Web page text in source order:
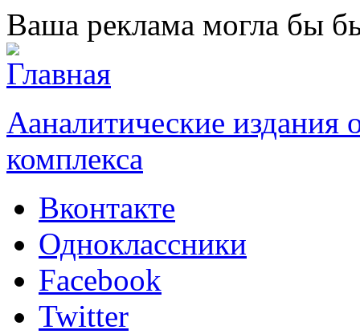
Перейти к основному содержанию
Ваша реклама могла бы
Ааналитические
комплекса
Вконтакте
Одноклассники
Facebook
Twitter